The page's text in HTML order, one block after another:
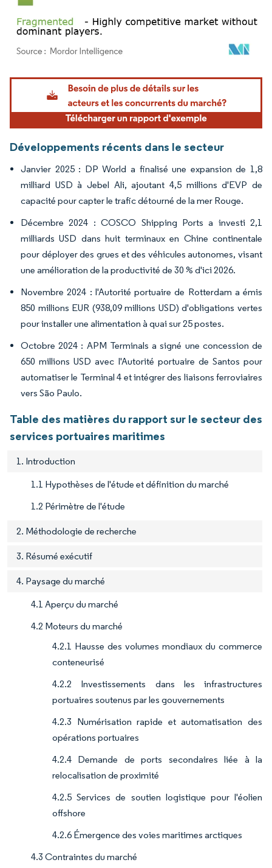
Image © Mordor Intelligence. La réutilisation nécessite une attribution sous CC BY
Développements récents dans le secteur
Janvier 2025 : DP World a finalisé une expansion de 1,8
milliard USD à Jebel Ali, ajoutant 4,5 millions d'EVP de
capacité pour capter le trafic détourné de la mer Rouge.
Décembre 2024 : COSCO Shipping Ports a investi 2,1
milliards USD dans huit terminaux en Chine continentale
pour déployer des grues et des véhicules autonomes, visant
une amélioration de la productivité de 30 % d'ici 2026.
Novembre 2024 : l'Autorité portuaire de Rotterdam a émis
850 millions EUR (938,09 millions USD) d'obligations vertes
pour installer une alimentation à quai sur 25 postes.
Octobre 2024 : APM Terminals a signé une concession de
650 millions USD avec l'Autorité portuaire de Santos pour
automatiser le Terminal 4 et intégrer des liaisons ferroviaires
vers São Paulo.
Table des matières du rapport sur le secteur des
services portuaires maritimes
1. Introduction
1.1 Hypothèses de l'étude et définition du marché
1.2 Périmètre de l'étude
2. Méthodologie de recherche
3. Résumé exécutif
4. Paysage du marché
4.1 Aperçu du marché
4.2 Moteurs du marché
4.2.1 Hausse des volumes mondiaux du commerce
conteneurisé
4.2.2 Investissements dans les infrastructures
portuaires soutenus par les gouvernements
4.2.3 Numérisation rapide et automatisation des
opérations portuaires
4.2.4 Demande de ports secondaires liée à la
relocalisation de proximité
4.2.5 Services de soutien logistique pour l'éolien
offshore
4.2.6 Émergence des voies maritimes arctiques
4.3 Contraintes du marché